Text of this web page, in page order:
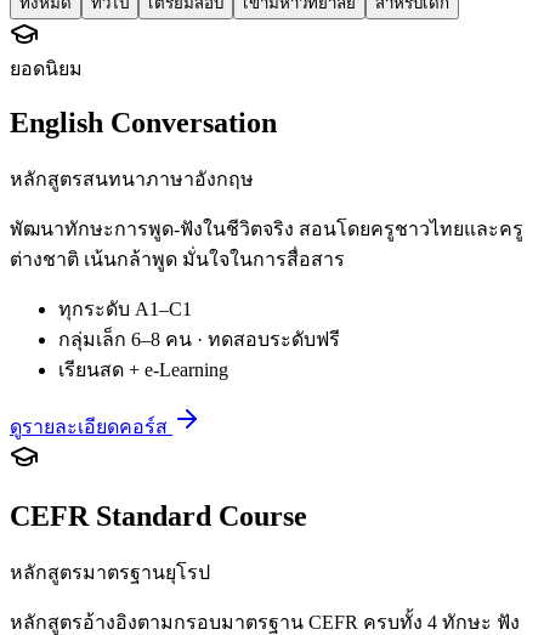
ยอดนิยม
English Conversation
หลักสูตรสนทนาภาษาอังกฤษ
พัฒนาทักษะการพูด-ฟังในชีวิตจริง สอนโดยครูชาวไทยและครู
ต่างชาติ เน้นกล้าพูด มั่นใจในการสื่อสาร
ทุกระดับ A1–C1
กลุ่มเล็ก 6–8 คน · ทดสอบระดับฟรี
เรียนสด + e-Learning
ดูรายละเอียดคอร์ส
CEFR Standard Course
หลักสูตรมาตรฐานยุโรป
หลักสูตรอ้างอิงตามกรอบมาตรฐาน CEFR ครบทั้ง 4 ทักษะ ฟัง